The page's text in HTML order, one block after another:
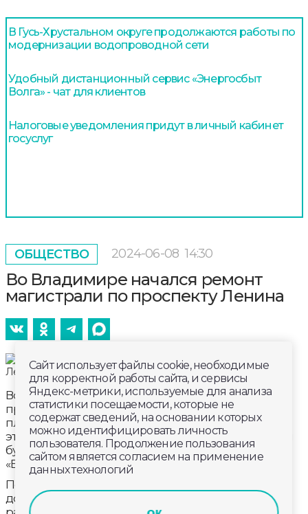
В Гусь-Хрустальном округе продолжаются работы по
модернизации водопроводной сети
Удобный дистанционный сервис «Энергосбыт
Волга» - чат для клиентов
Налоговые уведомления придут в личный кабинет
госуслуг
ОБЩЕСТВО 2024-06-08 14:30
Во Владимире начался ремонт
магистрали по проспекту Ленина
Во Владимире начали ремонтировать дорогу на
проспект Ленина. Участок дороги от Садовой
площади до площади Победы – самый дорогой в
этом дорожном сезоне. Контракт за 61 млн рублей
будет выполнять опытный подрядчик - компания
«ВСК».
Подрядчик в ночное время снимает старое
дорожное полотно. Фрезеровочная машина
Сайт использует файлы cookie, необходимые
для корректной работы сайта, и сервисы
Яндекс-метрики, используемые для анализа
статистики посещаемости, которые не
содержат сведений, на основании которых
можно идентифицировать личность
пользователя. Продолжение пользования
сайтом является согласием на применение
данных технологий